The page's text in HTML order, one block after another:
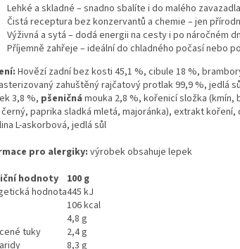
Lehké a skladné – snadno sbalíte i do malého zavazadla
Čistá receptura bez konzervantů a chemie – jen
Výživná a sytá – dodá energii na cesty i po náročném
Příjemně zahřeje – ideální do chladného počasí nebo
Hovězí zadní bez kosti 45,1 %, cibule 18 %,
zahuštěný rajčatový protlak 99,9 %, jedlá
3,8 %, pšeničná mouka 2,8 %, kořenicí složka
paprika sladká mletá, majoránka), extrakt koření,
L-askorbová, jedlá sůl
pro alergiky: výrobek obsahuje lepek
hodnoty
100 g
hodnota445 kJ
106 kcal
4,8 g
tuky
2,4 g
8,3 g